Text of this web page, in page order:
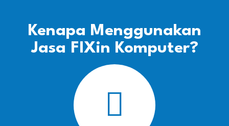
Kenapa Menggunakan
Jasa FIXin Komputer?